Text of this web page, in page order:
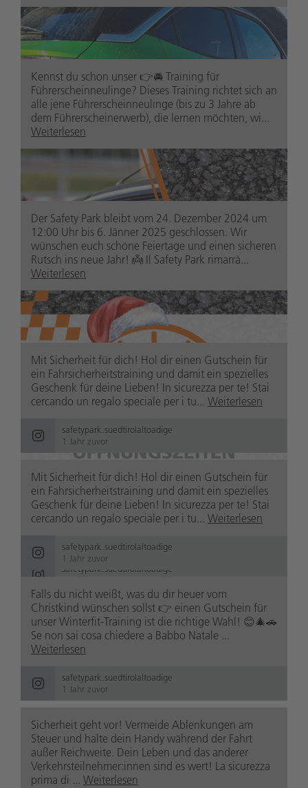
1 Jahr zuvor
1 Jahr zuvor
1 Jahr zuvor
Kennst du schon unser 👉🚘 Training für
Führerscheinneulinge? Dieses Training richtet sich an
alle jene Führerscheinneulinge (bis zu 3 Jahre ab
dem Führerscheinerwerb), die lernen möchten, wi...
Weiterlesen
safetypark.suedtirolaltoadige
1 Jahr zuvor
Der Safety Park bleibt vom 24. Dezember 2024 um
12:00 Uhr bis 6. Jänner 2025 geschlossen. Wir
wünschen euch schöne Feiertage und einen sicheren
Rutsch ins neue Jahr! 👼 Il Safety Park rimarrà...
Weiterlesen
safetypark.suedtirolaltoadige
Mit Sicherheit für dich! Hol dir einen Gutschein für
ein Fahrsicherheitstraining und damit ein spezielles
Geschenk für deine Lieben! In sicurezza per te! Stai
cercando un regalo speciale per i tu... Weiterlesen
safetypark.suedtirolaltoadige
1 Jahr zuvor
Mit Sicherheit für dich! Hol dir einen Gutschein für
ein Fahrsicherheitstraining und damit ein spezielles
Geschenk für deine Lieben! In sicurezza per te! Stai
cercando un regalo speciale per i tu... Weiterlesen
safetypark.suedtirolaltoadige
1 Jahr zuvor
Falls du nicht weißt, was du dir heuer vom
Christkind wünschen sollst 👉 einen Gutschein für
unser Winterfit-Training ist die richtige Wahl! 😊🎄🚗
Se non sai cosa chiedere a Babbo Natale ...
Weiterlesen
safetypark.suedtirolaltoadige
1 Jahr zuvor
Sicherheit geht vor! Vermeide Ablenkungen am
Steuer und halte dein Handy während der Fahrt
außer Reichweite. Dein Leben und das anderer
Verkehrsteilnehmer:innen sind es wert! La sicurezza
prima di ... Weiterlesen